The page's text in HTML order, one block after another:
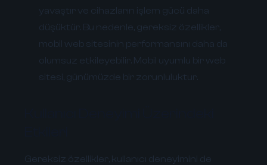
yavaştır ve cihazların işlem gücü daha
düşüktür. Bu nedenle, gereksiz özellikler,
mobil web sitesinin performansını daha da
olumsuz etkileyebilir. Mobil uyumlu bir web
sitesi, günümüzde bir zorunluluktur.
Gereksiz özellikler, kullanıcı deneyimini de